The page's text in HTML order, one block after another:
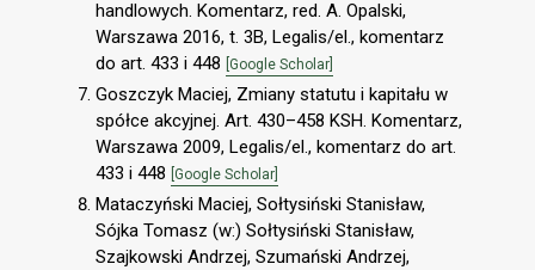
handlowych. Komentarz, red. A. Opalski,
Warszawa 2016, t. 3B, Legalis/el., komentarz
do art. 433 i 448 [Google Scholar]
Goszczyk Maciej, Zmiany statutu i kapitału w
spółce akcyjnej. Art. 430–458 KSH. Komentarz,
Warszawa 2009, Legalis/el., komentarz do art.
433 i 448 [Google Scholar]
Mataczyński Maciej, Sołtysiński Stanisław,
Sójka Tomasz (w:) Sołtysiński Stanisław,
Szajkowski Andrzej, Szumański Andrzej,